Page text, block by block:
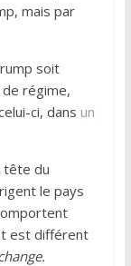
mais par
soit
régime,
ci, dans un
tête du
le pays
est différent